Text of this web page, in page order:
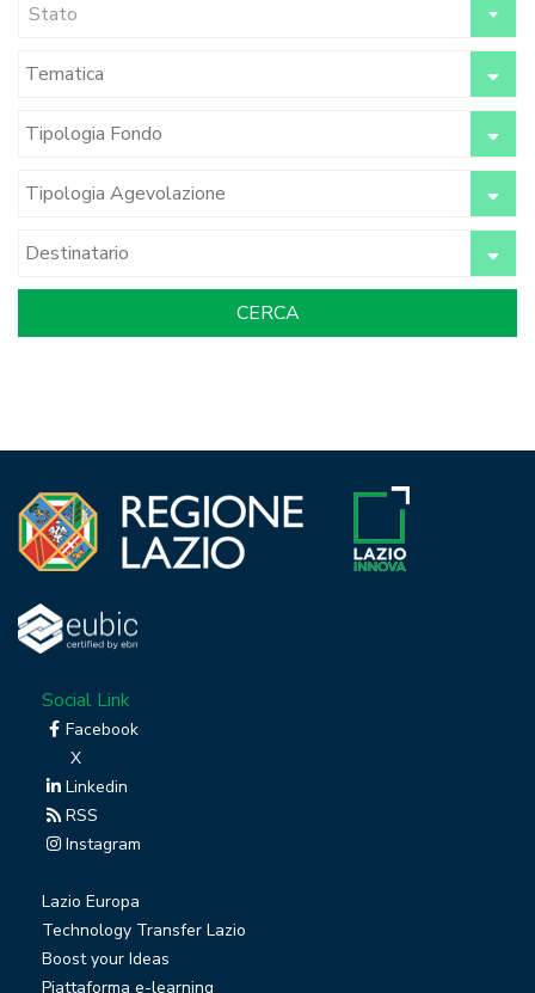
Stato
Social Link
Facebook
X
Linkedin
RSS
Instagram
Lazio Europa
Technology Transfer Lazio
Boost your Ideas
Piattaforma e-learning